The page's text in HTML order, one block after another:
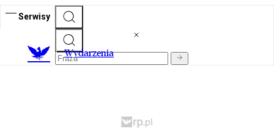
Serwisy
Wydarzenia